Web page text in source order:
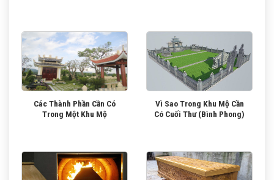
Các Thành Phần Cần Có
Trong Một Khu Mộ
Vì Sao Trong Khu Mộ Cần
Có Cuối Thư (Bình Phong)